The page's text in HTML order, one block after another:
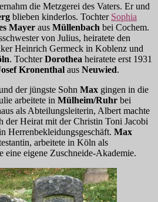
die Metzgerei des Vaters. Er und
blieben kinderlos. Tochter Sophia
Mayer aus Müllenbach bei Cochem.
von Julius, heiratete den
Heinrich Germeck in Koblenz und
. TochterDorothea heiratete erst 1931
Kronenthal aus Neuwied.
der jüngste Sohn Max gingen in die
arbeitete in Mülheim/Ruhr bei
als Abteilungsleiterin, Albert machte
der Heirat mit der Christin Toni Jacobi
Herrenbekleidungsgeschäft. Max
arbeitete in Köln als
eine eigene Zuschneide-Akademie.